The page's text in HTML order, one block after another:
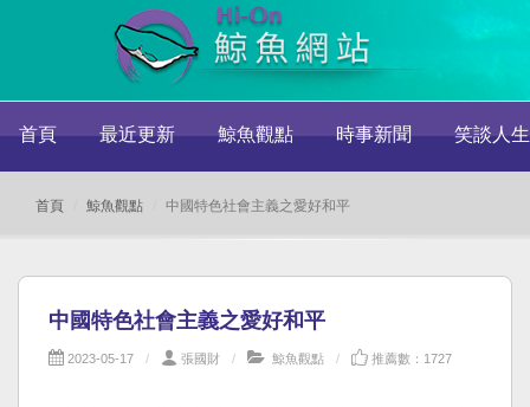
首頁 最近更新 鯨魚觀點 時事新聞 笑談人生
首頁 鯨魚觀點 中國特色社會主義之愛好和平
中國特色社會主義之愛好和平
2023-05-17 張國財 鯨魚觀點 推薦數：1727